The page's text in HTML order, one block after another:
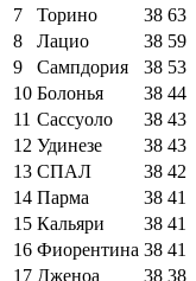
7
Торино 38 63
8
Лацио 38 59
9
Сампдория 38 53
10 Болонья 38 44
11 Сассуоло 38 43
12 Удинезе 38 43
13 СПАЛ 38 42
14 Парма 38 41
15 Кальяри 38 41
16 Фиорентина 38 41
17 Дженоа 38 38